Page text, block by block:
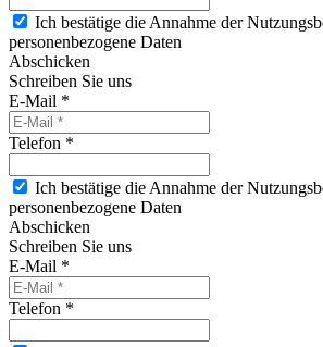
Ich bestätige die Annahme der
personenbezogene Daten
Abschicken
Schreiben Sie uns
E-Mail *
Telefon *
Ich bestätige die Annahme der
personenbezogene Daten
Abschicken
Schreiben Sie uns
E-Mail *
Telefon *